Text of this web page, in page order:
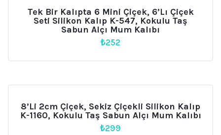
Tek Bir Kalıpta 6 Mini Çiçek, 6’lı Çiçek
Seti Silikon Kalıp K-547, Kokulu Taş
Sabun Alçı Mum Kalıbı
₺252
8’li 2cm Çiçek, Sekiz Çiçekli Silikon Kalıp
K-1160, Kokulu Taş Sabun Alçı Mum Kalıbı
₺299